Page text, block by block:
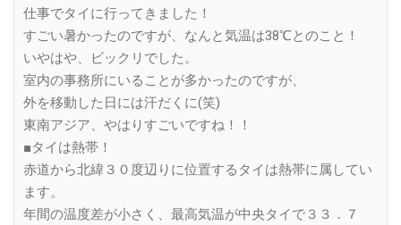
仕事でタイに行ってきました！
すごい暑かったのですが、なんと気温は38℃とのこと！
いやはや、ビックリでした。
室内の事務所にいることが多かったのですが、
外を移動した日には汗だくに(笑)
東南アジア、やはりすごいですね！！
■タイは熱帯！
赤道から北緯３０度辺りに位置するタイは熱帯に属してい
ます。
年間の温度差が小さく、最高気温が中央タイで３３．７